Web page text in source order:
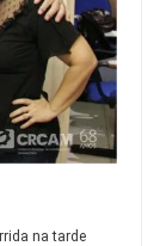
na tarde